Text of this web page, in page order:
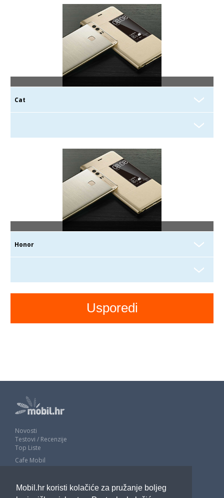
Mobil.hr koristi kolačiće za pružanje boljeg
Novosti
Testovi / Recenzije
Top Liste
Cafe Mobil
Impressum